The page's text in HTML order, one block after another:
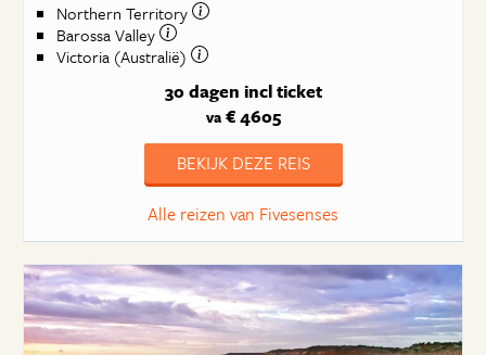
Northern Territory
Barossa Valley
Victoria (Australië)
30 dagen incl ticket
va€ 4605
BEKIJK DEZE REIS
Alle reizen van Fivesenses